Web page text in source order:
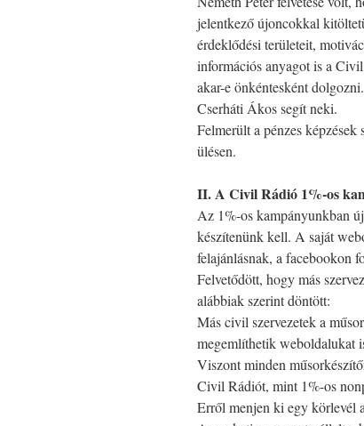
jelentkező újoncokkal
érdeklődési területeit,
információs anyagot is a
akar-e önkéntesként
Cserháti Ákos segít neki.
Felmerült a pénzes képzések
ülésen.
II. A Civil Rádió 1%-os
Az 1%-os kampányunkban
készítenünk kell. A saját
felajánlásnak, a facebookon
Felvetődött, hogy más
alábbiak szerint döntött:
Más civil szervezetek a
megemlíthetik weboldalukat
Viszont minden
Civil Rádiót, mint 1%-os
Erről menjen ki egy körlevél